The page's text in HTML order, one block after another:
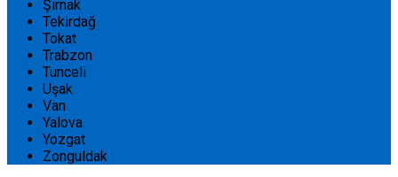
Şırnak
Tekirdağ
Tokat
Trabzon
Tunceli
Uşak
Van
Yalova
Yozgat
Zonguldak